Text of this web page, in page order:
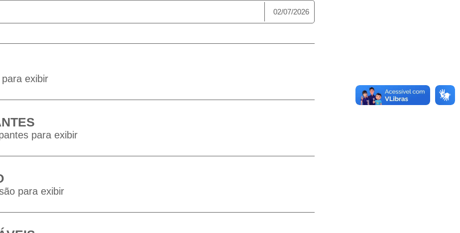
02/07/2026
exibir
para exibir
para exibir